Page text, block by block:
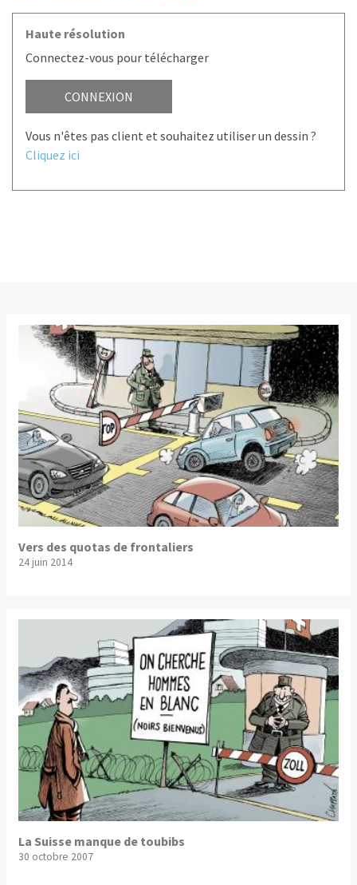
Haute résolution
Connectez-vous pour télécharger
CONNEXION
Vous n'êtes pas client et souhaitez utiliser un dessin ?
Cliquez ici
Vers des quotas de frontaliers
24 juin 2014
La Suisse manque de toubibs
30 octobre 2007